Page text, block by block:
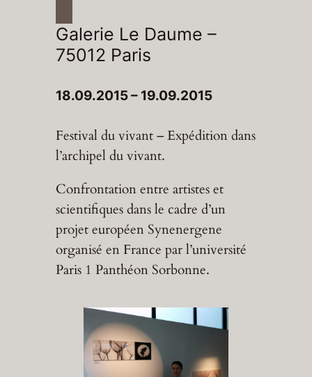
Galerie Le Daume –
75012 Paris
18.09.2015 – 19.09.2015
Festival du vivant – Expédition dans
l’archipel du vivant.
Confrontation entre artistes et
scientifiques dans le cadre d’un
projet européen Synenergene
organisé en France par l’université
Paris 1 Panthéon Sorbonne.